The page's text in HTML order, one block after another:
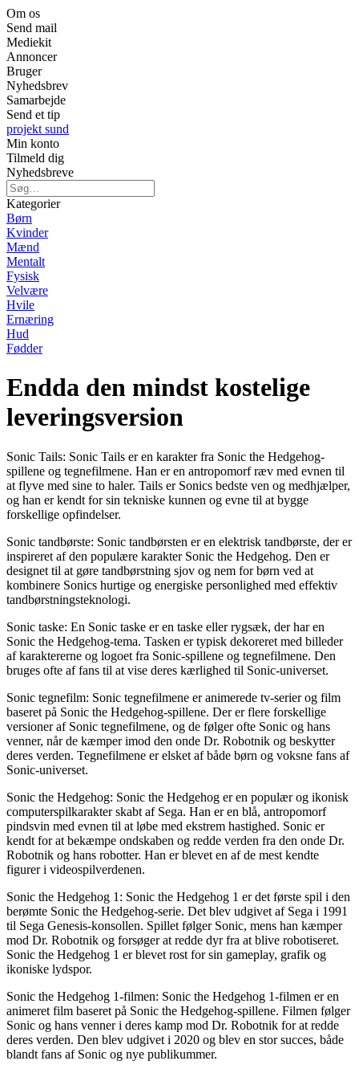
Om os
Send mail
Mediekit
Annoncer
Bruger
Nyhedsbrev
Samarbejde
Send et tip
projekt sund
Min konto
Tilmeld dig
Nyhedsbreve
Kategorier
Børn
Kvinder
Mænd
Mentalt
Fysisk
Velvære
Hvile
Ernæring
Hud
Fødder
Endda den mindst kostelige
leveringsversion
Sonic Tails: Sonic Tails er en karakter fra Sonic the Hedgehog-
spillene og tegnefilmene. Han er en antropomorf ræv med evnen til
at flyve med sine to haler. Tails er Sonics bedste ven og medhjælper,
og han er kendt for sin tekniske kunnen og evne til at bygge
forskellige opfindelser.
Sonic tandbørste: Sonic tandbørsten er en elektrisk tandbørste, der er
inspireret af den populære karakter Sonic the Hedgehog. Den er
designet til at gøre tandbørstning sjov og nem for børn ved at
kombinere Sonics hurtige og energiske personlighed med effektiv
tandbørstningsteknologi.
Sonic taske: En Sonic taske er en taske eller rygsæk, der har en
Sonic the Hedgehog-tema. Tasken er typisk dekoreret med billeder
af karaktererne og logoet fra Sonic-spillene og tegnefilmene. Den
bruges ofte af fans til at vise deres kærlighed til Sonic-universet.
Sonic tegnefilm: Sonic tegnefilmene er animerede tv-serier og film
baseret på Sonic the Hedgehog-spillene. Der er flere forskellige
versioner af Sonic tegnefilmene, og de følger ofte Sonic og hans
venner, når de kæmper imod den onde Dr. Robotnik og beskytter
deres verden. Tegnefilmene er elsket af både børn og voksne fans af
Sonic-universet.
Sonic the Hedgehog: Sonic the Hedgehog er en populær og ikonisk
computerspilkarakter skabt af Sega. Han er en blå, antropomorf
pindsvin med evnen til at løbe med ekstrem hastighed. Sonic er
kendt for at bekæmpe ondskaben og redde verden fra den onde Dr.
Robotnik og hans robotter. Han er blevet en af de mest kendte
figurer i videospilverdenen.
Sonic the Hedgehog 1: Sonic the Hedgehog 1 er det første spil i den
berømte Sonic the Hedgehog-serie. Det blev udgivet af Sega i 1991
til Sega Genesis-konsollen. Spillet følger Sonic, mens han kæmper
mod Dr. Robotnik og forsøger at redde dyr fra at blive robotiseret.
Sonic the Hedgehog 1 er blevet rost for sin gameplay, grafik og
ikoniske lydspor.
Sonic the Hedgehog 1-filmen: Sonic the Hedgehog 1-filmen er en
animeret film baseret på Sonic the Hedgehog-spillene. Filmen følger
Sonic og hans venner i deres kamp mod Dr. Robotnik for at redde
deres verden. Den blev udgivet i 2020 og blev en stor succes, både
blandt fans af Sonic og nye publikummer.